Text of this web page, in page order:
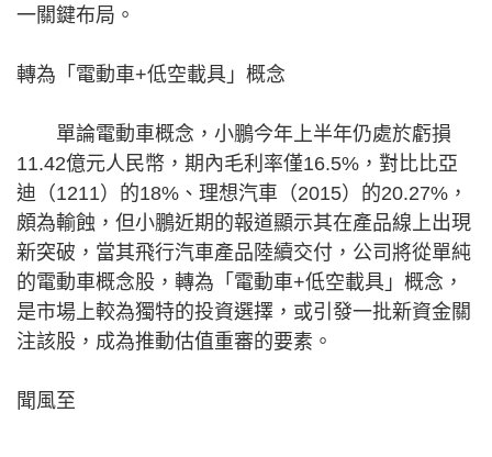
一關鍵布局。
轉為「電動車+低空載具」概念
單論電動車概念，小鵬今年上半年仍處於虧損
11.42億元人民幣，期內毛利率僅16.5%，對比比亞
迪（1211）的18%、理想汽車（2015）的20.27%，
頗為輸蝕，但小鵬近期的報道顯示其在產品線上出現
新突破，當其飛行汽車產品陸續交付，公司將從單純
的電動車概念股，轉為「電動車+低空載具」概念，
是市場上較為獨特的投資選擇，或引發一批新資金關
注該股，成為推動估值重審的要素。
聞風至